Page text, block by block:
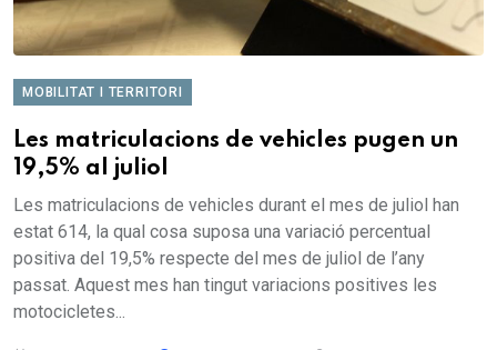
MOBILITAT I TERRITORI
Les matriculacions de vehicles pugen un
19,5% al juliol
Les matriculacions de vehicles durant el mes de juliol han
estat 614, la qual cosa suposa una variació percentual
positiva del 19,5% respecte del mes de juliol de l’any
passat. Aquest mes han tingut variacions positives les
motocicletes...